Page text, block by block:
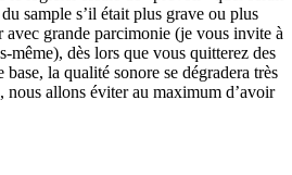
sample s’il était plus grave ou plus
avec grande parcimonie (je vous invite à
même), dès lors que vous quitterez des
la qualité sonore se dégradera très
nous allons éviter au maximum d’avoir